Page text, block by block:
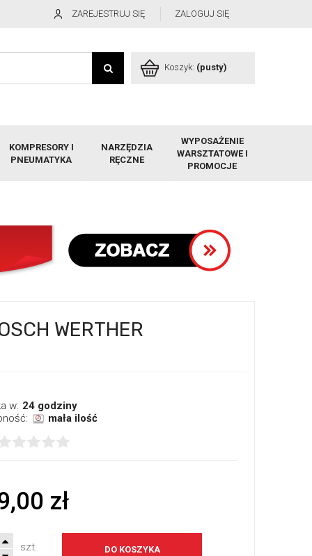
ZAREJESTRUJ SIĘ ZALOGUJ SIĘ
Koszyk: (pusty)
KOMPRESORY I
PNEUMATYKA
NARZĘDZIA
RĘCZNE
WYPOSAŻENIE
WARSZTATOWE I
PROMOCJE
WERTHER
w: 24 godziny
mała ilość
zł
szt. DO KOSZYKA